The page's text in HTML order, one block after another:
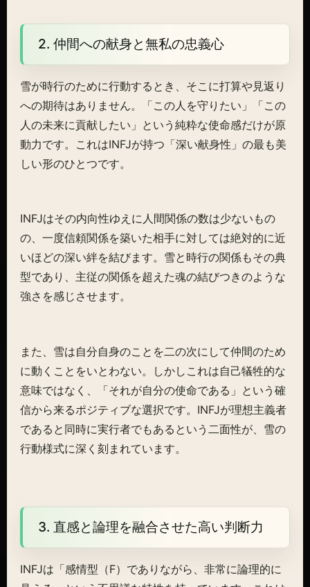
2. 仲間への献身と無私の忠義心
雪が時行のために行動するとき、そこに打算や見返り
への期待はありません。「この人を守りたい」「この
人の未来に貢献したい」という純粋な使命感だけが原
動力です。これはINFJが持つ「深い献身性」の最も美
しい形のひとつです。
INFJはその内向性ゆえに人間関係の数は少ないもの
の、一度信頼関係を築いた相手に対しては絶対的に近
いほどの深い絆を結びます。雪と時行の関係もその典
型であり、主従の関係を超えた魂の結びつきのような
強さを感じさせます。
また、雪は自分自身のことを二の次にして仲間のため
に動くことをいとわない。しかしこれは自己犠牲的な
意味ではなく、「それが自分の使命である」という確
信から来るポジティブな選択です。INFJが理想主義者
であると同時に実行者でもあるという二面性が、雪の
行動様式に深く刻まれています。
3. 直感と論理を融合させた高い判断力
INFJは「感情型（F）でありながら、非常に論理的に